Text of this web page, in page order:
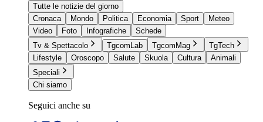
Tutte le notizie del giorno
Cronaca
Mondo Politica Economia Sport
Meteo
Video
Foto Infografiche
Schede
Tv & Spettacolo
TgcomLab TgcomMag
TgTech
Lifestyle
Oroscopo Salute Skuola Cultura
Animali
Speciali
Chi siamo
Seguici anche su